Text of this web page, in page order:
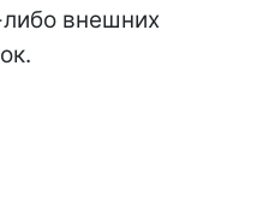
внешних